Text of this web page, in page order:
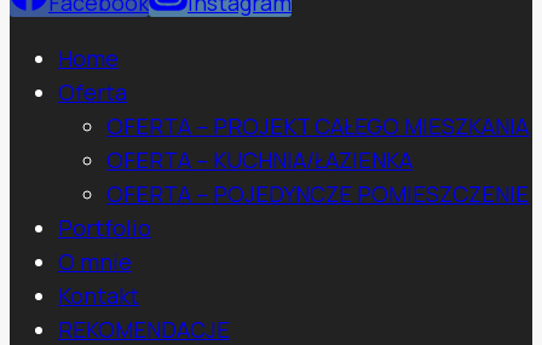
Home
Oferta
OFERTA – PROJEKT CAŁEGO MIESZKANIA
OFERTA – KUCHNIA/ŁAZIENKA
OFERTA – POJEDYNCZE POMIESZCZENIE
Portfolio
O mnie
Kontakt
REKOMENDACJE